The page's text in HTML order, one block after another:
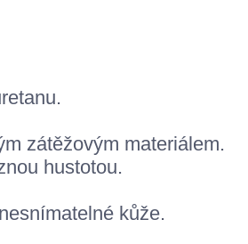
zátěžovým materiálem.
hustotou.
kůže.